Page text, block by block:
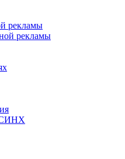
рекламы
рекламы
СИНХ